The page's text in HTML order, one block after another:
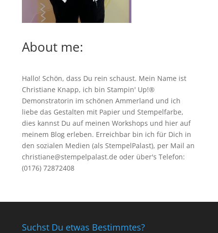
About me:
Hallo! Schön, dass Du rein schaust. Mein Name ist
Christiane Knapp, ich bin Stampin' Up!®
Demonstratorin im schönen Ammerland und ich
liebe das Gestalten mit Papier und Stempelfarbe,
dies kannst Du auf meinen Workshops und hier auf
meinem Blog erleben. Erreichbar bin ich für Dich in
den sozialen Medien (als StempelPalast), per Mail an
christiane@stempelpalast.de oder über's Telefon:
(0176) 72872408
Suchst Du etwas Bestimmtes?